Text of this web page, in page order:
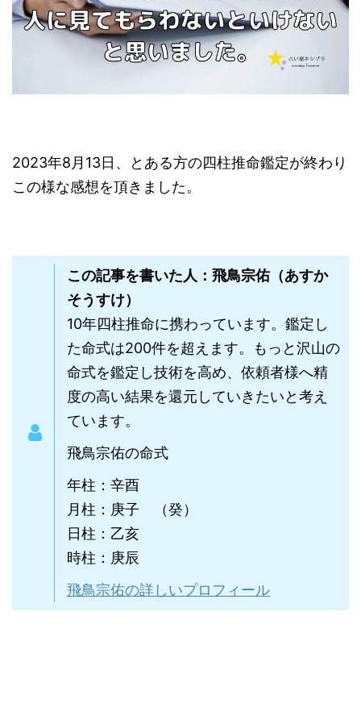
2023年8月13日、とある方の四柱推命鑑定が終わり
この様な感想を頂きました。
この記事を書いた人：飛鳥宗佑（あすか
そうすけ）
10年四柱推命に携わっています。鑑定し
た命式は200件を超えます。もっと沢山の
命式を鑑定し技術を高め、依頼者様へ精
度の高い結果を還元していきたいと考え
ています。
飛鳥宗佑の命式
年柱：辛酉
月柱：庚子 （癸）
日柱：乙亥
時柱：庚辰
飛鳥宗佑の詳しいプロフィール